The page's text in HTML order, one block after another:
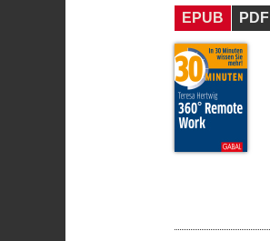
EPUB PDF